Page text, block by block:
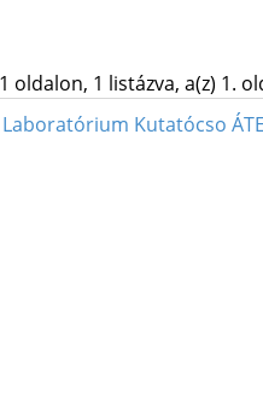
oldalon, 1 listázva, a(z) 1.
Kutatócso